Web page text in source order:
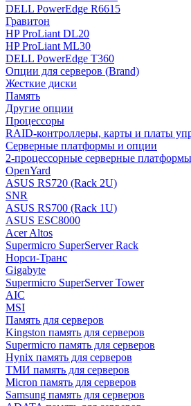
DELL PowerEdge R6615
Гравитон
HP ProLiant DL20
HP ProLiant ML30
DELL PowerEdge T360
Опции для серверов (Brand)
Жесткие диски
Память
Другие опции
Процессоры
RAID-контроллеры, карты и платы
Серверные платформы и опции
2-процессорные серверные платформы
OpenYard
ASUS RS720 (Rack 2U)
SNR
ASUS RS700 (Rack 1U)
ASUS ESC8000
Acer Altos
Supermicro SuperServer Rack
Норси-Транс
Gigabyte
Supermicro SuperServer Tower
AIC
MSI
Память для серверов
Kingston память для серверов
Supermicro память для серверов
Hynix память для серверов
ТМИ память для серверов
Micron память для серверов
Samsung память для серверов